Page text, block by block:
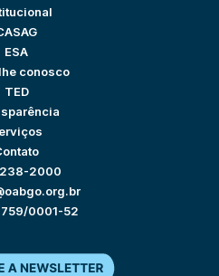
ESA
conosco
TED
2000
0001-52